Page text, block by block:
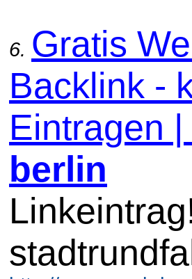
6. Gratis
Backlink -
Eintragen
berlin